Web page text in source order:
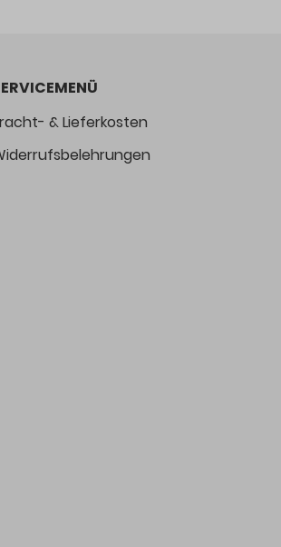
& Lieferkosten